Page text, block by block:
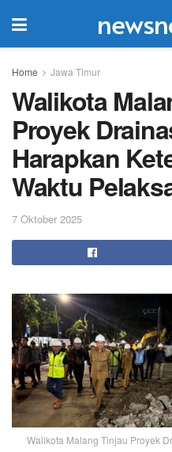
Home Jawa Timur
Walikota
Proyek
Harapkan
Waktu
7 Oktober 2025
Walikota Malang Tinjau Proyek